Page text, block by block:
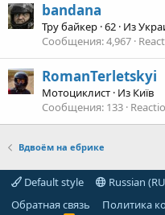
bandana
Тру байкер ·62 · Из
Сообщения 4,967
RomanTerletskyi
Мотоциклист · Из Київ
Сообщения 133
Вдвоём на ебрике
Default style
Russian
Обратная связь
Политика